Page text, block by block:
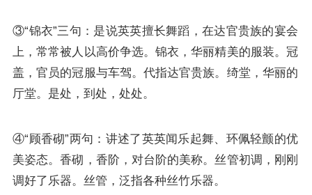
③“锦衣”三句：是说英英擅长舞蹈，在达官贵族的宴会
上，常常被人以高价争选。锦衣，华丽精美的服装。冠
盖，官员的冠服与车驾。代指达官贵族。绮堂，华丽的
厅堂。是处，到处，处处。
④“顾香砌”两句：讲述了英英闻乐起舞、环佩轻颤的优
美姿态。香砌，香阶，对台阶的美称。丝管初调，刚刚
调好了乐器。丝管，泛指各种丝竹乐器。